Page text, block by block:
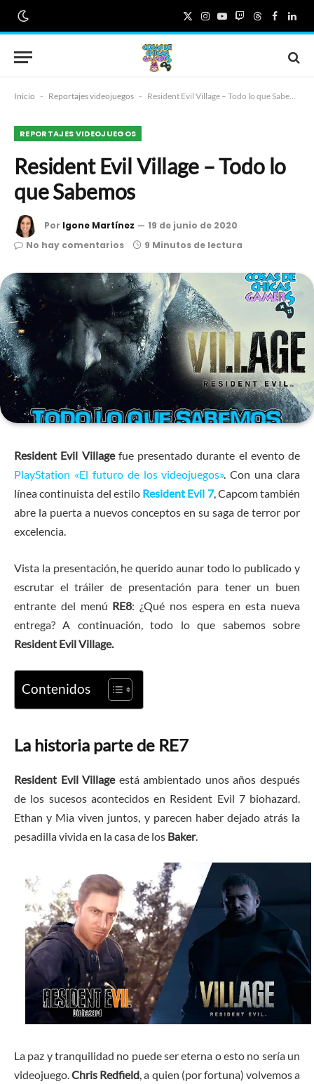
X
(Twitter)
Instagram
YouTube
TwitchThreads
Inicio - Reportajes videojuegos - Resident Evil Village – Todo lo que Sabemos
REPORTAJES VIDEOJUEGOS
Resident Evil Village – Todo lo
que Sabemos
Por Igone Martínez
19 de junio de 2020
No hay comentarios
9 Minutos de lectura
Resident Evil Villagefue presentado durante el evento de
PlayStation «El futuro de los videojuegos». Con una clara
línea continuista del estilo Resident Evil 7, Capcom también
abre la puerta a nuevos conceptos en su saga de terror por
excelencia.
Vista la presentación, he querido aunar todo lo publicado y
escrutar el tráiler de presentación para tener un buen
entrante del menú RE8: ¿Qué nos espera en esta nueva
entrega? A continuación, todo lo que sabemos sobre
Resident Evil Village.
Contenidos
La historia parte de RE7
Resident Evil Villageestá ambientado unos años después
de los sucesos acontecidos en Resident Evil 7 biohazard.
Ethan y Mia viven juntos, y parecen haber dejado atrás la
pesadilla vivida en la casa de los Baker.
La paz y tranquilidad no puede ser eterna o esto no sería un
videojuego.Chris Redfield, a quien (por fortuna) volvemos a